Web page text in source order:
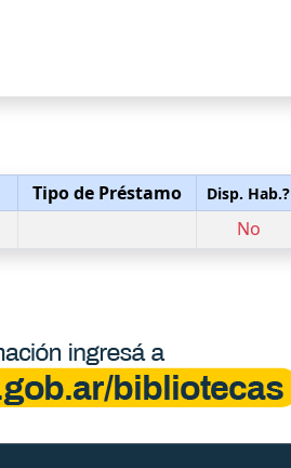
Tipo de Préstamo Disp. Hab.?
No